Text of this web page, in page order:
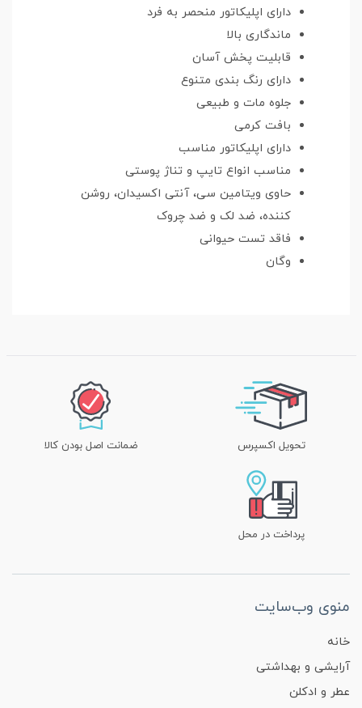
دارای اپلیکاتور منحصر به فرد
ماندگاری بالا
قابلیت پخش آسان
دارای رنگ بندی متنوع
جلوه مات و طبیعی
بافت کرمی
دارای اپلیکاتور مناسب
مناسب انواع تایپ و تناژ پوستی
حاوی ویتامین سی، آنتی اکسیدان، روشن
کننده، ضد لک و ضد چروک
فاقد تست حیوانی
وگان
تحویل اکسپرس ضمانت اصل بودن کالا
پرداخت در محل
منوی وب‌سایت
خانه
آرایشی و بهداشتی
عطر و ادکلن